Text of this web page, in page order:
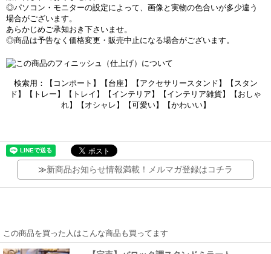
◎パソコン・モニターの設定によって、画像と実物の色合いが多少違う
場合がございます。
あらかじめご承知おき下さいませ。
◎商品は予告なく価格変更・販売中止になる場合がございます。
検索用：【コンポート】【台座】【アクセサリースタンド】【スタン
ド】【トレー】【トレイ】【インテリア】【インテリア雑貨】【おしゃ
れ】【オシャレ】【可愛い】【かわいい】
≫新商品お知らせ情報満載！メルマガ登録はコチラ
この商品を買った人はこんな商品も買ってます